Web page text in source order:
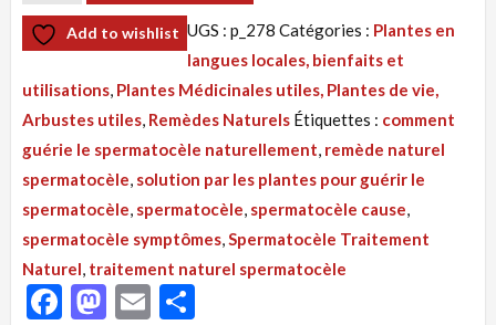
de
Tisane
:
Spermatocèle
Remède
Naturel
par
les
Plantes
et
Add to wishlist UGS : p_278 Catégories : Plantes en
langues locales, bienfaits et
utilisations, Plantes Médicinales utiles, Plantes de vie,
Arbustes utiles, Remèdes Naturels Étiquettes : comment
guérie le spermatocèle naturellement, remède naturel
spermatocèle, solution par les plantes pour guérir le
spermatocèle, spermatocèle, spermatocèle cause,
spermatocèle symptômes,Spermatocèle Traitement
Naturel, traitement naturel spermatocèle
Facebook
Mastodon
Email